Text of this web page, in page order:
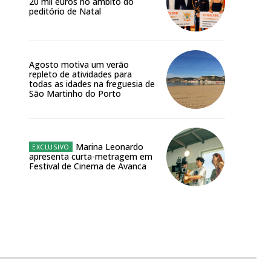
peditório de Natal
Agosto motiva um verão
repleto de atividades para
todas as idades na freguesia de
São Martinho do Porto
Marina Leonardo
apresenta curta-metragem em
Festival de Cinema de Avanca